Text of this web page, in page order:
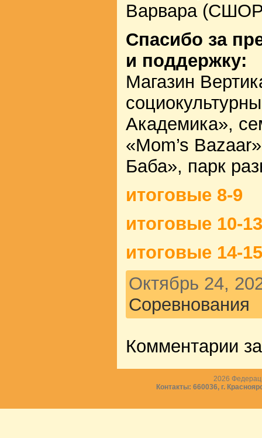
Варвара
Спасибо за
и поддержку:
Магазин
Академика»,
«Mom’s
Баба», парк
итоговые 8-9
итоговые 10-13
итоговые 14-15
Октябрь 24,
Соревнования
Комментарии
2026
Контакты: 660036, г.